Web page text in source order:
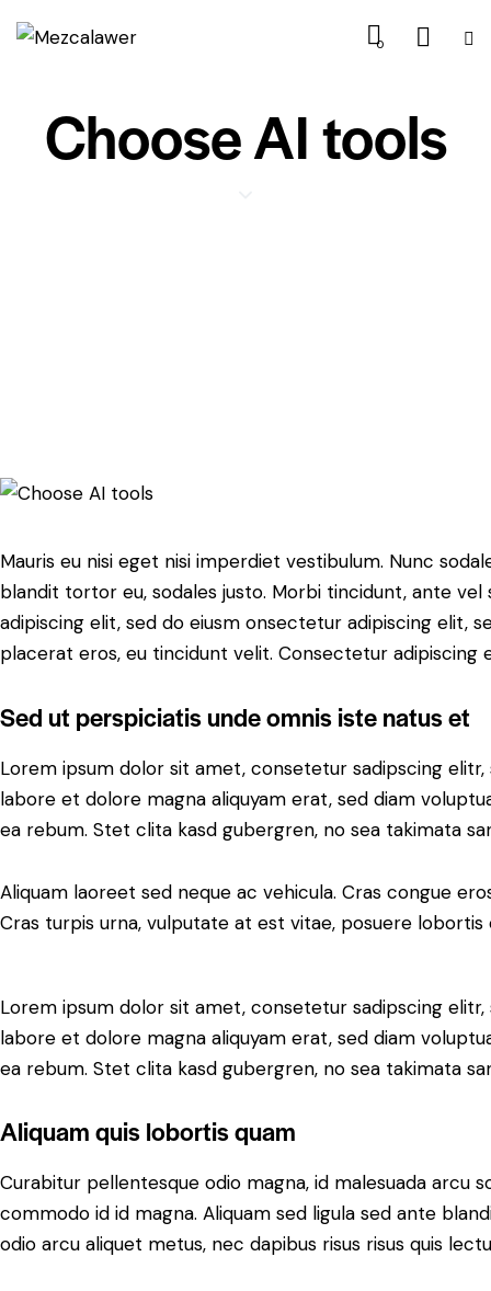
0
Choose AI tools
Mauris eu nisi eget nisi imperdiet vestibulum. Nunc
blandit tortor eu, sodales justo. Morbi tincidunt, ante
adipiscing elit, sed do eiusm onsectetur adipiscing elit,
placerat eros, eu tincidunt velit. Consectetur adipiscing
Sed ut perspiciatis unde omnis iste natus et
Lorem ipsum dolor sit amet, consetetur sadipscing
labore et dolore magna aliquyam erat, sed diam
ea rebum. Stet clita kasd gubergren, no sea takimata
Aliquam laoreet sed neque ac vehicula. Cras congue
Cras turpis urna, vulputate at est vitae, posuere lobortis
Lorem ipsum dolor sit amet, consetetur sadipscing
labore et dolore magna aliquyam erat, sed diam
ea rebum. Stet clita kasd gubergren, no sea takimata
Aliquam quis lobortis quam
Curabitur pellentesque odio magna, id malesuada arcu
commodo id id magna. Aliquam sed ligula sed ante
odio arcu aliquet metus, nec dapibus risus risus quis